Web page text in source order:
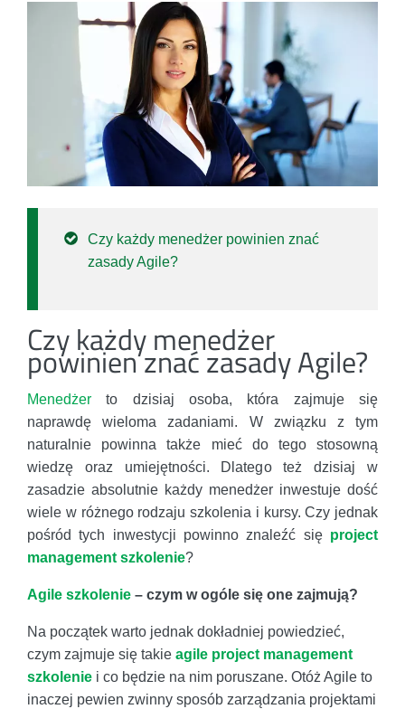
Czy każdy menedżer powinien znać
zasady Agile?
Czy każdy menedżer
powinien znać zasady Agile?
Menedżer to dzisiaj osoba, która zajmuje się
naprawdę wieloma zadaniami. W związku z tym
naturalnie powinna także mieć do tego stosowną
wiedzę oraz umiejętności. Dlatego też dzisiaj w
zasadzie absolutnie każdy menedżer inwestuje dość
wiele w różnego rodzaju szkolenia i kursy. Czy jednak
pośród tych inwestycji powinno znaleźć się project
management szkolenie?
Agile szkolenie – czym w ogóle się one zajmują?
Na początek warto jednak dokładniej powiedzieć,
czym zajmuje się takie agile project management
szkolenie i co będzie na nim poruszane. Otóż Agile to
inaczej pewien zwinny sposób zarządzania projektami